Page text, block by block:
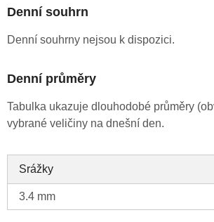
Denní souhrn
Denní souhrny nejsou k dispozici.
Denní průměry
Tabulka ukazuje dlouhodobé průměry
vybrané veličiny na dnešní den.
Srážky
3.4 mm